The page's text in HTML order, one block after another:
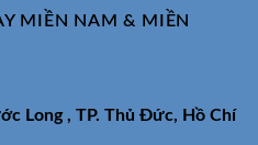
MIỀN NAM & MIỀN
Long , TP. Thủ Đức, Hồ Chí